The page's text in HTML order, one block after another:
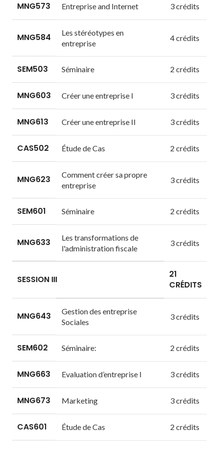
MNG573 Entreprise and Internet 3 crédits
MNG584
Les stéréotypes en
entreprise
4 crédits
SEM503 Séminaire 2 crédits
MNG603 Créer une entreprise I 3 crédits
MNG613 Créer une entreprise II 3 crédits
CAS502 Étude de Cas 2 crédits
MNG623
Comment créer sa propre
entreprise
3 crédits
SEM601 Séminaire 2 crédits
MNG633
Les transformations de
l'administration fiscale
3 crédits
SESSION III
21
CRÉDITS
MNG643
Gestion des entreprise
Sociales
3 crédits
SEM602 Séminaire: 2 crédits
MNG663 Evaluation d’entreprise I 3 crédits
MNG673 Marketing 3 crédits
CAS601 Étude de Cas 2 crédits